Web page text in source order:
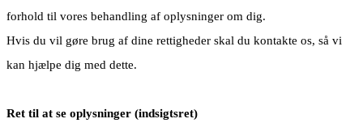
forhold til vores behandling af oplysninger om dig.
Hvis du vil gøre brug af dine rettigheder skal du kontakte os, så vi
kan hjælpe dig med dette.
Ret til at se oplysninger (indsigtsret)